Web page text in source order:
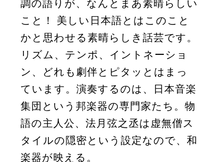
調の語りが、なんとまあ素晴らしい
こと！ 美しい日本語とはこのこと
かと思わせる素晴らしき話芸です。
リズム、テンポ、イントネーショ
ン、どれも劇伴とピタッとはまっ
ています。演奏するのは、日本音楽
集団という邦楽器の専門家たち。物
語の主人公、法月弦之丞は虚無僧ス
タイルの隠密という設定なので、和
楽器が映える。